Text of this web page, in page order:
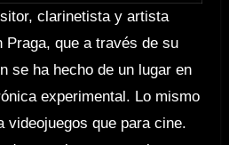
clarinetista y artista
Praga, que a través de su
se ha hecho de un lugar en
experimental. Lo mismo
videojuegos que para cine.